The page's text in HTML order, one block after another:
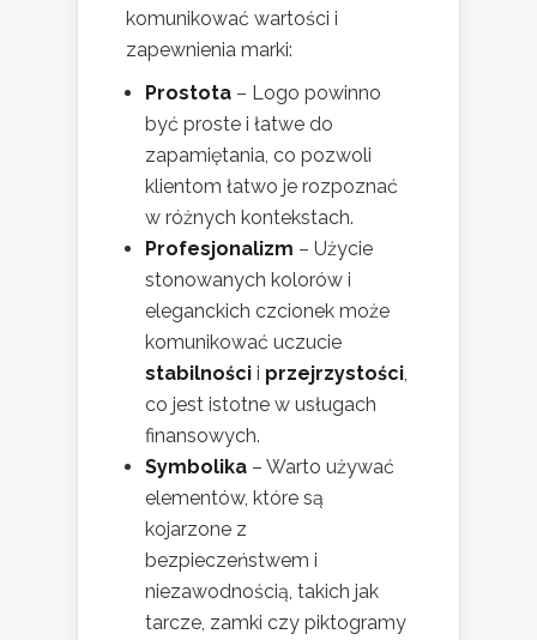
komunikować wartości i
zapewnienia marki:
Prostota – Logo powinno
być proste i łatwe do
zapamiętania, co pozwoli
klientom łatwo je rozpoznać
w różnych kontekstach.
Profesjonalizm – Użycie
stonowanych kolorów i
eleganckich czcionek może
komunikować uczucie
stabilności i przejrzystości
co jest istotne w usługach
finansowych.
Symbolika – Warto używać
elementów, które są
kojarzone z
bezpieczeństwem i
niezawodnością, takich jak
tarcze, zamki czy piktogramy